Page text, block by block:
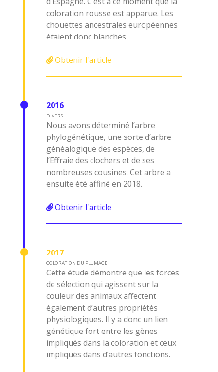
coloration rousse est apparue. Les
chouettes ancestrales européennes
étaient donc blanches.
Obtenir l'article
2016
DIVERS
Nous avons déterminé l’arbre
phylogénétique, une sorte d’arbre
généalogique des espèces, de
l’Effraie des clochers et de ses
nombreuses cousines. Cet arbre a
ensuite été affiné en 2018.
Obtenir l'article
2017
COLORATION DU PLUMAGE
Cette étude démontre que les forces
de sélection qui agissent sur la
couleur des animaux affectent
également d’autres propriétés
physiologiques. Il y a donc un lien
génétique fort entre les gènes
impliqués dans la coloration et ceux
impliqués dans d’autres fonctions.